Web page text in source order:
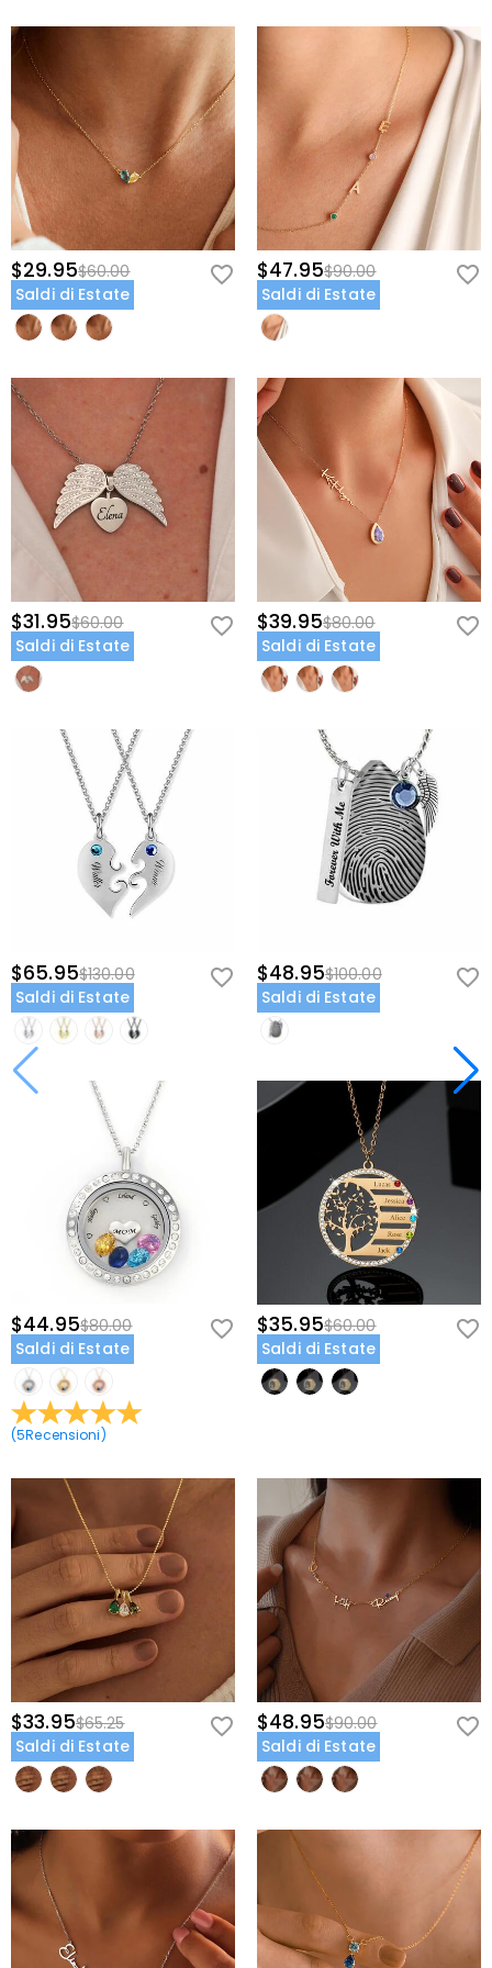
$29.95$60.00
Saldi di Estate
$47.95$90.00
Saldi di Estate
$31.95$60.00
Saldi di Estate
$39.95$80.00
Saldi di Estate
$65.95$130.00
Saldi di Estate
$48.95$100.00
Saldi di Estate
$44.95$80.00
Saldi di Estate
(5Recensioni)
$35.95$60.00
Saldi di Estate
$33.95$65.25
Saldi di Estate
$48.95$90.00
Saldi di Estate